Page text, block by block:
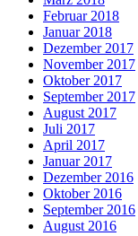
Februar 2018
Januar 2018
Dezember 2017
November 2017
Oktober 2017
September 2017
August 2017
Juli 2017
April 2017
Januar 2017
Dezember 2016
Oktober 2016
September 2016
August 2016